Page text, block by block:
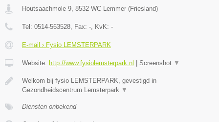
Houtsaachmole 9, 8532 WC Lemmer (Friesland)
Tel: 0514-563528, Fax: -, KvK: -
E-mail › Fysio LEMSTERPARK
Website: http://www.fysiolemsterpark.nl Screenshot ▼
Welkom bij fysio LEMSTERPARK, gevestigd in
Gezondheidscentrum Lemsterpark ▼
Diensten onbekend